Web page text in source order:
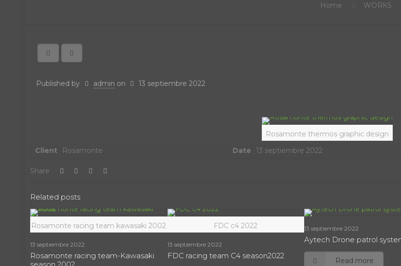
Home WORKS
Published by admin on 13 septiembre 2022
Rosamonte thermos graphic design
Client
Rosamonte Date 13 septiembre 2022
Share
Related posts
Rosamonte racing team kawasaki 2002
13 septiembre 2022
Rosamonte racing team-Kawasaki
FDC c4 2022
13 septiembre 2022
FDC racing team C4 season2022
13 septiembre 2022
Aytech Drone patrol
Read more